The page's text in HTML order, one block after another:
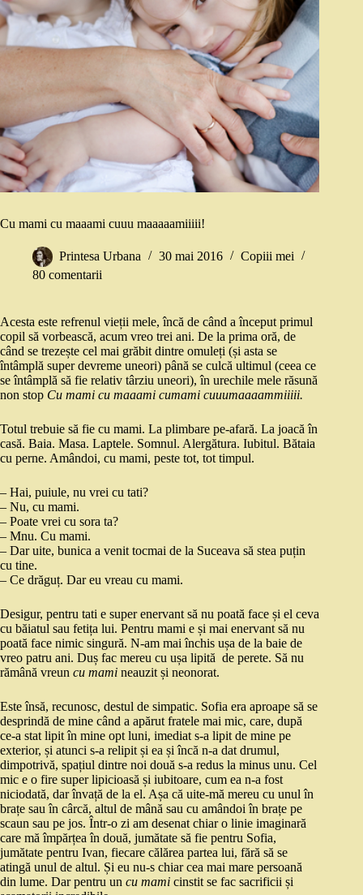
Cu mami cu maaami cuuu maaaaamiiiii!
Printesa Urbana 30 mai 2016
Copiii mei
80 comentarii
Acesta este refrenul vieții mele, încă de când a început primul
copil să vorbească, acum vreo trei ani. De la prima oră, de
când se trezește cel mai grăbit dintre omuleți (și asta se
întâmplă super devreme uneori) până se culcă ultimul (ceea ce
se întâmplă să fie relativ târziu uneori), în urechile mele răsună
non stop Cu mami cu maaami cumami cuuumaaaammiiiii.
Totul trebuie să fie cu mami. La plimbare pe-afară. La joacă în
casă. Baia. Masa. Laptele. Somnul. Alergătura. Iubitul. Bătaia
cu perne. Amândoi, cu mami, peste tot, tot timpul.
– Hai, puiule, nu vrei cu tati?
– Nu, cu mami.
– Poate vrei cu sora ta?
– Mnu. Cu mami.
– Dar uite, bunica a venit tocmai de la Suceava să stea puțin
cu tine.
– Ce drăguț. Dar eu vreau cu mami.
Desigur, pentru tati e super enervant să nu poată face și el ceva
cu băiatul sau fetița lui. Pentru mami e și mai enervant să nu
poată face nimic singură. N-am mai închis ușa de la baie de
vreo patru ani. Duș fac mereu cu ușa lipită de perete. Să nu
rămână vreun cu mami neauzit și neonorat.
Este însă, recunosc, destul de simpatic. Sofia era aproape să se
desprindă de mine când a apărut fratele mai mic, care, după
ce-a stat lipit în mine opt luni, imediat s-a lipit de mine pe
exterior, și atunci s-a relipit și ea și încă n-a dat drumul,
dimpotrivă, spațiul dintre noi două s-a redus la minus unu. Cel
mic e o fire super lipicioasă și iubitoare, cum ea n-a fost
niciodată, dar învață de la el. Așa că uite-mă mereu cu unul în
brațe sau în cârcă, altul de mână sau cu amândoi în brațe pe
scaun sau pe jos. Într-o zi am desenat chiar o linie imaginară
care mă împărțea în două, jumătate să fie pentru Sofia,
jumătate pentru Ivan, fiecare călărea partea lui, fără să se
atingă unul de altul. Și eu nu-s chiar cea mai mare persoană
din lume. Dar pentru un cu mami cinstit se fac sacrificii și